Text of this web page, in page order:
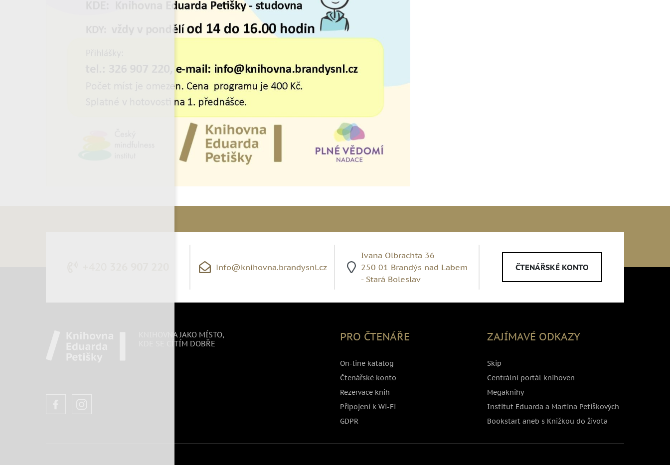
info@knihovna.brandysnl.cz
Ivana Olbrachta 36
250 01 Brandýs nad Labem
- Stará Boleslav
ČTENÁŘSKÉ KONTO
KNIHOVNA JAKO MÍSTO,
KDE SE CÍTÍM DOBŘE
PRO ČTENÁŘE
On-line katalog
Čtenářské konto
Rezervace knih
Připojení k Wi-Fi
GDPR
ZAJÍMAVÉ ODKAZY
Skip
Centrální portál knihoven
Megaknihy
Institut Eduarda a Martina Petiškových
Bookstart aneb s Knižkou do života